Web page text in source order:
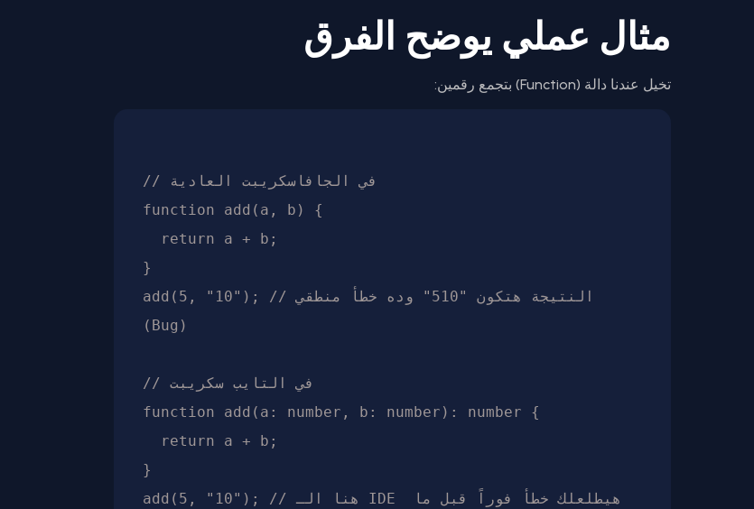
مثال عملي يوضح الفرق
تخيل عندنا دالة (Function) بتجمع رقمين:
// في الجافاسكريبت العادية
function add(a, b) {
}
add(5, "10"); // النتيجة هتكون "510" وده خطأ منطقي
(Bug)
// في التايب سكريبت
function add(a: number, b: number): number {
}
add(5, "10"); // هنا الـ IDE هيطلعلك خطأ فوراً قبل ما